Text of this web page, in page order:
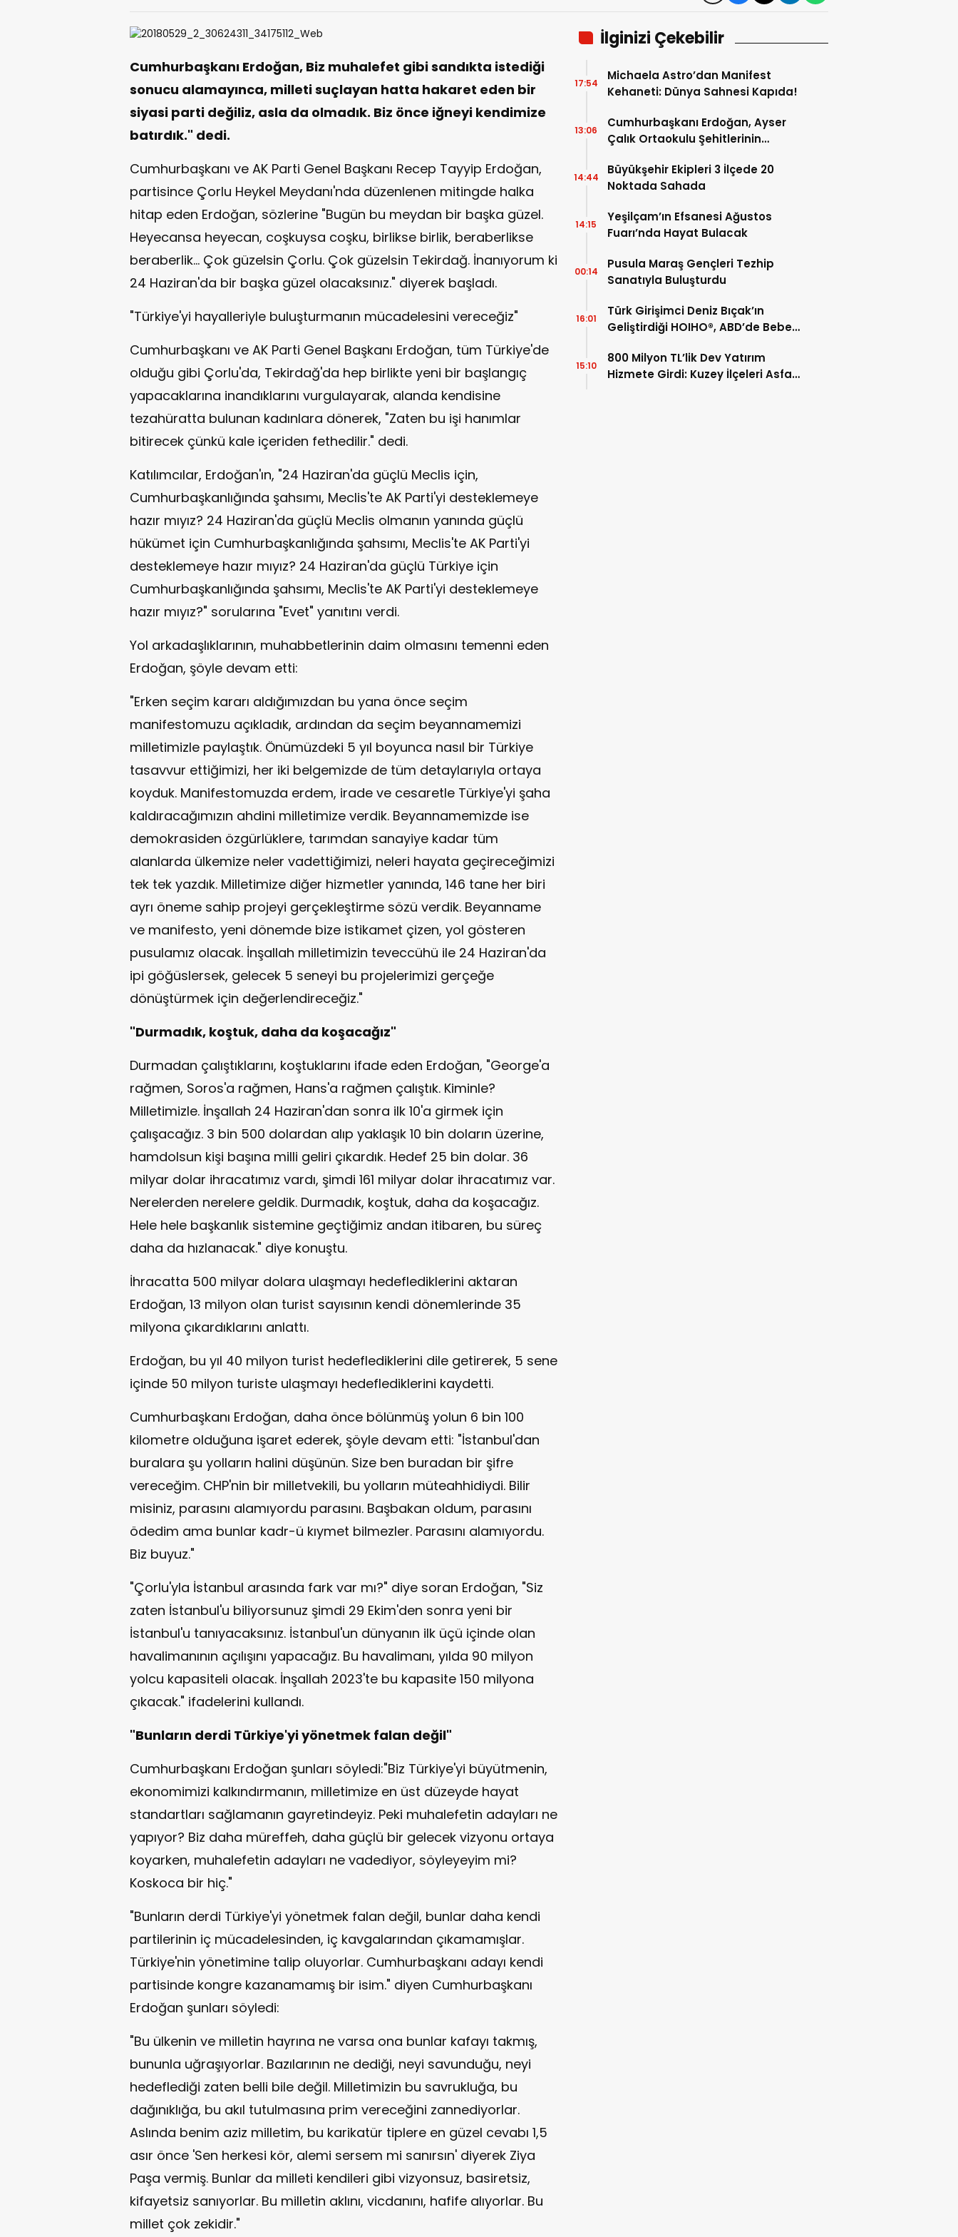
Cumhurbaşkanı Erdoğan, Biz muhalefet gibi sandıkta istediği
sonucu alamayınca, milleti suçlayan hatta hakaret eden bir
siyasi parti değiliz, asla da olmadık. Biz önce iğneyi kendimize
batırdık." dedi.
Cumhurbaşkanı ve AK Parti Genel Başkanı Recep Tayyip Erdoğan,
partisince Çorlu Heykel Meydanı'nda düzenlenen mitingde halka
hitap eden Erdoğan, sözlerine "Bugün bu meydan bir başka güzel.
Heyecansa heyecan, coşkuysa coşku, birlikse birlik, beraberlikse
beraberlik... Çok güzelsin Çorlu. Çok güzelsin Tekirdağ. İnanıyorum ki
24 Haziran'da bir başka güzel olacaksınız." diyerek başladı.
"Türkiye'yi hayalleriyle buluşturmanın mücadelesini vereceğiz"
Cumhurbaşkanı ve AK Parti Genel Başkanı Erdoğan, tüm Türkiye'de
olduğu gibi Çorlu'da, Tekirdağ'da hep birlikte yeni bir başlangıç
yapacaklarına inandıklarını vurgulayarak, alanda kendisine
tezahüratta bulunan kadınlara dönerek, "Zaten bu işi hanımlar
bitirecek çünkü kale içeriden fethedilir." dedi.
Katılımcılar, Erdoğan'ın, "24 Haziran'da güçlü Meclis için,
Cumhurbaşkanlığında şahsımı, Meclis'te AK Parti'yi desteklemeye
hazır mıyız? 24 Haziran'da güçlü Meclis olmanın yanında güçlü
hükümet için Cumhurbaşkanlığında şahsımı, Meclis'te AK Parti'yi
desteklemeye hazır mıyız? 24 Haziran'da güçlü Türkiye için
Cumhurbaşkanlığında şahsımı, Meclis'te AK Parti'yi desteklemeye
hazır mıyız?" sorularına "Evet" yanıtını verdi.
Yol arkadaşlıklarının, muhabbetlerinin daim olmasını temenni eden
Erdoğan, şöyle devam etti:
"Erken seçim kararı aldığımızdan bu yana önce seçim
manifestomuzu açıkladık, ardından da seçim beyannamemizi
milletimizle paylaştık. Önümüzdeki 5 yıl boyunca nasıl bir Türkiye
tasavvur ettiğimizi, her iki belgemizde de tüm detaylarıyla ortaya
koyduk. Manifestomuzda erdem, irade ve cesaretle Türkiye'yi şaha
kaldıracağımızın ahdini milletimize verdik. Beyannamemizde ise
demokrasiden özgürlüklere, tarımdan sanayiye kadar tüm
alanlarda ülkemize neler vadettiğimizi, neleri hayata geçireceğimizi
tek tek yazdık. Milletimize diğer hizmetler yanında, 146 tane her biri
ayrı öneme sahip projeyi gerçekleştirme sözü verdik. Beyanname
ve manifesto, yeni dönemde bize istikamet çizen, yol gösteren
pusulamız olacak. İnşallah milletimizin teveccühü ile 24 Haziran'da
ipi göğüslersek, gelecek 5 seneyi bu projelerimizi gerçeğe
dönüştürmek için değerlendireceğiz."
"Durmadık, koştuk, daha da koşacağız"
Durmadan çalıştıklarını, koştuklarını ifade eden Erdoğan, "George'a
rağmen, Soros'a rağmen, Hans'a rağmen çalıştık. Kiminle?
Milletimizle. İnşallah 24 Haziran'dan sonra ilk 10'a girmek için
çalışacağız. 3 bin 500 dolardan alıp yaklaşık 10 bin doların üzerine,
hamdolsun kişi başına milli geliri çıkardık. Hedef 25 bin dolar. 36
milyar dolar ihracatımız vardı, şimdi 161 milyar dolar ihracatımız var.
Nerelerden nerelere geldik. Durmadık, koştuk, daha da koşacağız.
Hele hele başkanlık sistemine geçtiğimiz andan itibaren, bu süreç
daha da hızlanacak." diye konuştu.
İhracatta 500 milyar dolara ulaşmayı hedeflediklerini aktaran
Erdoğan, 13 milyon olan turist sayısının kendi dönemlerinde 35
milyona çıkardıklarını anlattı.
Erdoğan, bu yıl 40 milyon turist hedeflediklerini dile getirerek, 5 sene
içinde 50 milyon turiste ulaşmayı hedeflediklerini kaydetti.
Cumhurbaşkanı Erdoğan, daha önce bölünmüş yolun 6 bin 100
kilometre olduğuna işaret ederek, şöyle devam etti: "İstanbul'dan
buralara şu yolların halini düşünün. Size ben buradan bir şifre
vereceğim. CHP'nin bir milletvekili, bu yolların müteahhidiydi. Bilir
misiniz, parasını alamıyordu parasını. Başbakan oldum, parasını
ödedim ama bunlar kadr-ü kıymet bilmezler. Parasını alamıyordu.
Biz buyuz."
"Çorlu'yla İstanbul arasında fark var mı?" diye soran Erdoğan, "Siz
zaten İstanbul'u biliyorsunuz şimdi 29 Ekim'den sonra yeni bir
İstanbul'u tanıyacaksınız. İstanbul'un dünyanın ilk üçü içinde olan
havalimanının açılışını yapacağız. Bu havalimanı, yılda 90 milyon
yolcu kapasiteli olacak. İnşallah 2023'te bu kapasite 150 milyona
çıkacak." ifadelerini kullandı.
"Bunların derdi Türkiye'yi yönetmek falan değil"
Cumhurbaşkanı Erdoğan şunları söyledi:"Biz Türkiye'yi büyütmenin,
ekonomimizi kalkındırmanın, milletimize en üst düzeyde hayat
standartları sağlamanın gayretindeyiz. Peki muhalefetin adayları ne
yapıyor? Biz daha müreffeh, daha güçlü bir gelecek vizyonu ortaya
koyarken, muhalefetin adayları ne vadediyor, söyleyeyim mi?
Koskoca bir hiç."
"Bunların derdi Türkiye'yi yönetmek falan değil, bunlar daha kendi
partilerinin iç mücadelesinden, iç kavgalarından çıkamamışlar.
Türkiye'nin yönetimine talip oluyorlar. Cumhurbaşkanı adayı kendi
partisinde kongre kazanamamış bir isim." diyen Cumhurbaşkanı
Erdoğan şunları söyledi:
"Bu ülkenin ve milletin hayrına ne varsa ona bunlar kafayı takmış,
bununla uğraşıyorlar. Bazılarının ne dediği, neyi savunduğu, neyi
hedeflediği zaten belli bile değil. Milletimizin bu savrukluğa, bu
dağınıklığa, bu akıl tutulmasına prim vereceğini zannediyorlar.
Aslında benim aziz milletim, bu karikatür tiplere en güzel cevabı 1,5
asır önce 'Sen herkesi kör, alemi sersem mi sanırsın' diyerek Ziya
Paşa vermiş. Bunlar da milleti kendileri gibi vizyonsuz, basiretsiz,
kifayetsiz sanıyorlar. Bu milletin aklını, vicdanını, hafife alıyorlar. Bu
millet çok zekidir."
İlginizi Çekebilir
Michaela Astro’dan Manifest
Kehaneti: Dünya Sahnesi Kapıda!
17:54
Cumhurbaşkanı Erdoğan, Ayser
Çalık Ortaokulu Şehitlerinin
13:06
Büyükşehir Ekipleri 3 İlçede 20
Noktada Sahada
14:44
Yeşilçam’ın Efsanesi Ağustos
Fuarı’nda Hayat Bulacak
14:15
Pusula Maraş Gençleri Tezhip
Sanatıyla Buluşturdu
00:14
Türk Girişimci Deniz Bıçak’ın
Geliştirdiği HOIHO®, ABD’de Bebek
Getiriyor
16:01
800 Milyon TL’lik Dev Yatırım
Hizmete Girdi: Kuzey İlçeleri Asfalt
15:10